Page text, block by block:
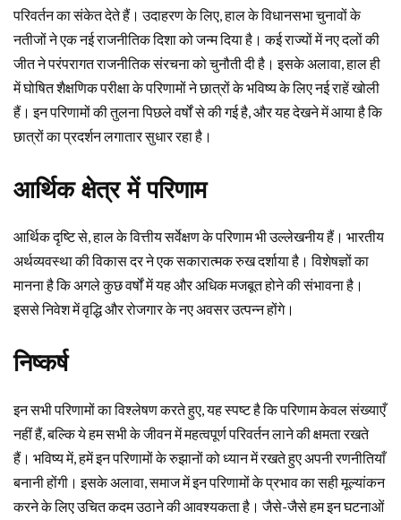
परिवर्तन का संकेत देते हैं। उदाहरण के लिए, हाल के विधानसभा चुनावों के
नतीजों ने एक नई राजनीतिक दिशा को जन्म दिया है। कई राज्यों में नए दलों की
जीत ने परंपरागत राजनीतिक संरचना को चुनौती दी है। इसके अलावा, हाल ही
में घोषित शैक्षणिक परीक्षा के परिणामों ने छात्रों के भविष्य के लिए नई राहें खोली
हैं। इन परिणामों की तुलना पिछले वर्षों से की गई है, और यह देखने में आया है कि
छात्रों का प्रदर्शन लगातार सुधार रहा है।
आर्थिक क्षेत्र में परिणाम
आर्थिक दृष्टि से, हाल के वित्तीय सर्वेक्षण के परिणाम भी उल्लेखनीय हैं। भारतीय
अर्थव्यवस्था की विकास दर ने एक सकारात्मक रुख दर्शाया है। विशेषज्ञों का
मानना है कि अगले कुछ वर्षों में यह और अधिक मजबूत होने की संभावना है।
इससे निवेश में वृद्धि और रोजगार के नए अवसर उत्पन्न होंगे।
निष्कर्ष
इन सभी परिणामों का विश्लेषण करते हुए, यह स्पष्ट है कि परिणाम केवल संख्याएँ
नहीं हैं, बल्कि ये हम सभी के जीवन में महत्वपूर्ण परिवर्तन लाने की क्षमता रखते
हैं। भविष्य में, हमें इन परिणामों के रुझानों को ध्यान में रखते हुए अपनी रणनीतियाँ
बनानी होंगी। इसके अलावा, समाज में इन परिणामों के प्रभाव का सही मूल्यांकन
करने के लिए उचित कदम उठाने की आवश्यकता है। जैसे-जैसे हम इन घटनाओं